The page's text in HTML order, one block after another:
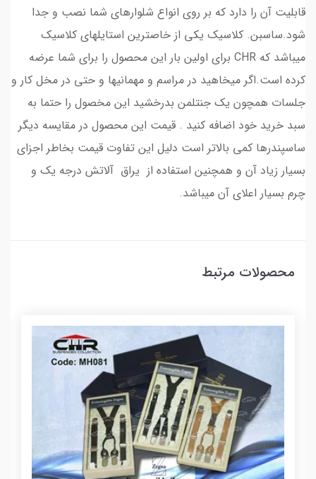
قابلیت آن را دارد که بر روی انواع شلوارهای شما نصب و جدا
شود.ساسبن. کلاسیک یکی از خاصترین استایلهای کلاسیک
میباشد که CHR برای اولین بار این محصول را برای شما عرضه
کرده است.اگر میخاهید در مراسم و مهمانیها و حتی در مخل کار و
جلسات همچون یک جنتلمن بدرخشید این مخصول را حتما به
سبد خرید خود اضافه کنید . قیمت این محصول در مقایسه دیگر
ساسپندرها کمی بالاتر است دلیل این تفاوت قیمت بخاطر اجزای
بسیار زیاد آن و همچنین استفاده از یراق آلاتش درجه یک و
چرم بسیار اعلای آن میباشد.
محصولات مرتبط